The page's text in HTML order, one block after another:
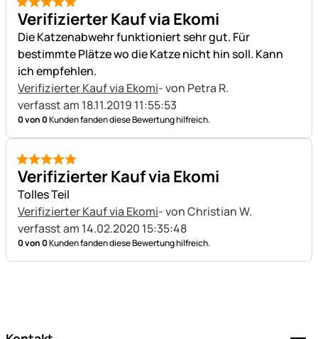
5 von 5
Verifizierter Kauf via Ekomi
Die Katzenabwehr funktioniert sehr gut. Für
bestimmte Plätze wo die Katze nicht hin soll. Kann
ich empfehlen.
Verifizierter Kauf via Ekomi- von Petra R.
verfasst am 18.11.2019 11:55:53
0 von 0Kunden fanden diese Bewertung hilfreich.
5 von 5
Verifizierter Kauf via Ekomi
Tolles Teil
Verifizierter Kauf via Ekomi- von Christian W.
verfasst am 14.02.2020 15:35:48
0 von 0Kunden fanden diese Bewertung hilfreich.